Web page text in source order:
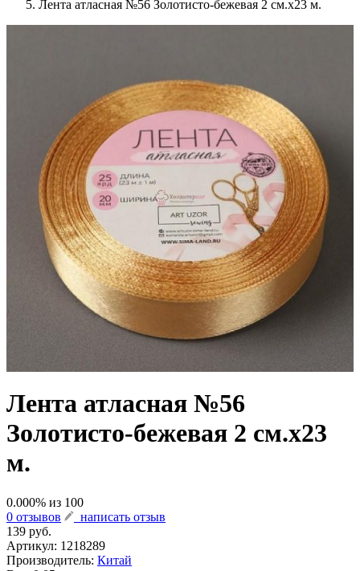
Лента атласная №56 Золотисто-бежевая 2 см.х23 м.
Лента атласная №56
Золотисто-бежевая 2 см.х23
м.
0.000% из 100
0 отзывов
написать отзыв
139 руб.
Артикул: 1218289
Производитель: Китай